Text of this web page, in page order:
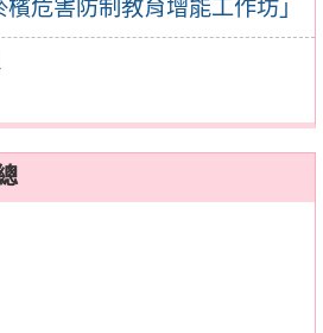
危害防制教育增能工作坊」